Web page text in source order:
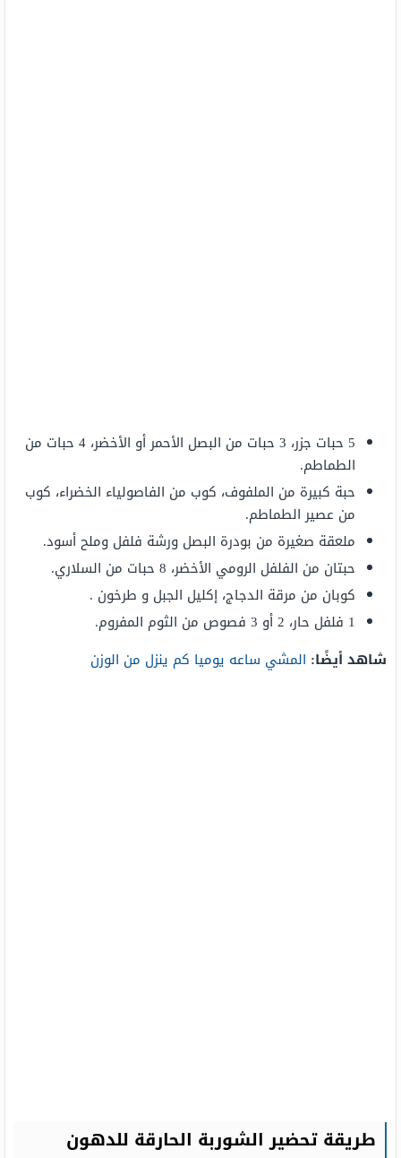
5 حبات جزر، 3 حبات من البصل الأحمر أو الأخضر، 4 حبات من
الطماطم.
حبة كبيرة من الملفوف، كوب من الفاصولياء الخضراء، كوب
من عصير الطماطم.
ملعقة صغيرة من بودرة البصل ورشة فلفل وملح أسود.
حبتان من الفلفل الرومي الأخضر، 8 حبات من السلاري.
كوبان من مرقة الدجاج، إكليل الجبل و طرخون .
1 فلفل حار، 2 أو 3 فصوص من الثوم المفروم.
شاهد أيضًا: المشي ساعه يوميا كم ينزل من الوزن
طريقة تحضير الشوربة الحارقة للدهون